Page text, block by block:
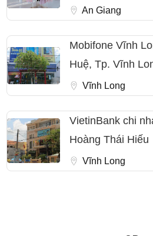
An Giang
Mobifone Vĩnh
Huệ, Tp. Vĩnh
Vĩnh Long
VietinBank chi
Hoàng Thái Hiếu
Vĩnh Long